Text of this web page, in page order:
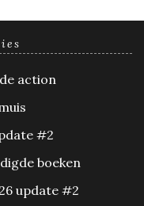
action
#2
boeken
update #2